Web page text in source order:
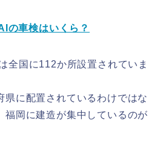
の車検はいくら？
全国に112か所設置されていま
県に配置されているわけではな
福岡に建造が集中しているのが